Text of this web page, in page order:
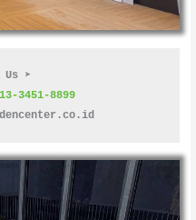
Us ➤
3451-8899